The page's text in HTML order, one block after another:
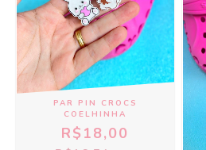
PAR PIN CROCS
COELHINHA
R$18,00